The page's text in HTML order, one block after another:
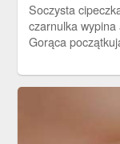
Soczysta
czarnulka wypina
Gorąca